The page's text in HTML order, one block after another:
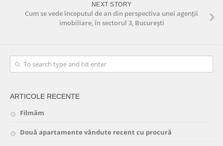
NEXT STORY
Cum se vede începutul de an din perspectiva unei agenții
imobiliare, în sectorul 3, București
ARTICOLE RECENTE
Filmăm
Două apartamente vândute recent cu procură